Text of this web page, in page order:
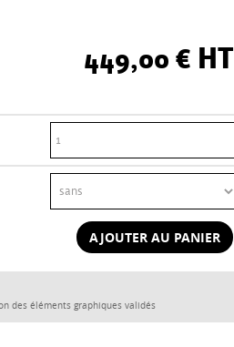
449,00 € HT
AJOUTER AU PANIER
des éléments graphiques validés